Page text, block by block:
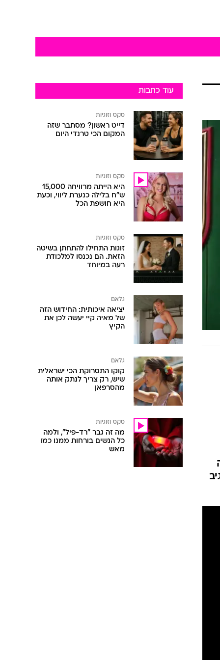
עוד כתבות
סקס וזוגיות
דייט ראשון? מסתבר שזה
המקום הכי טרנדי היום
סקס וזוגיות
היא הייתה מרוויחה 15,000
ש"ח בלילה כנערת ליווי, וכעת
היא חושפת הכל
סקס וזוגיות
זוגות התחילו להתחתן בשיטה
הזאת. הם נכנסו למלכודת
רעה במיוחד
גלאם
יציאה איכותית: החידוש הזה
של מאיה קיי יעשה לכן את
הקיץ
גלאם
קוקו התסרוקת הכי ישראלית
שיש, רק צריך לנתק אותה
מהסרפאן
סקס וזוגיות
מה זה גבר "רד-פיל", ולמה
כל הנשים בורחות ממנו כמו
מאש